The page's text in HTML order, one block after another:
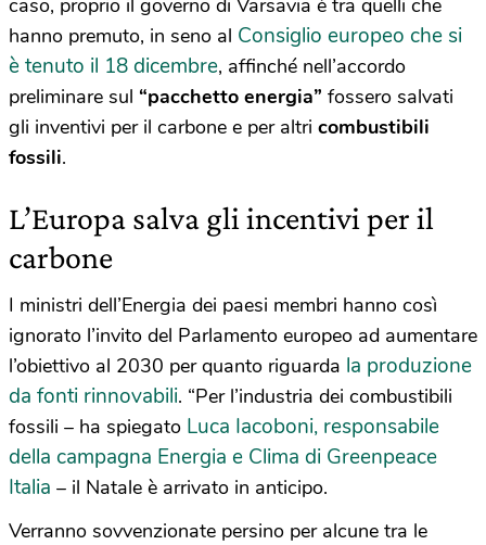
hanno premuto, in seno al Consiglio europeo che si
è tenuto il 18 dicembre, affinché nell’accordo
preliminare sul “pacchetto energia” fossero salvati
gli inventivi per il carbone e per altri combustibili
fossili.
L’Europa salva gli incentivi per il
carbone
I ministri dell’Energia dei paesi membri hanno così
ignorato l’invito del Parlamento europeo ad aumentare
l’obiettivo al 2030 per quanto riguarda la produzione
da fonti rinnovabili. “Per l’industria dei combustibili
fossili – ha spiegato Luca Iacoboni, responsabile
della campagna Energia e Clima di Greenpeace
Italia – il Natale è arrivato in anticipo.
Verranno sovvenzionate persino per alcune tra le